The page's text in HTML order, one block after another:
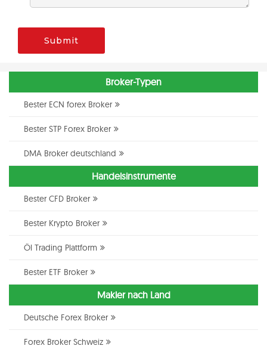
Submit
Broker-Typen
Bester ECN forex Broker
Bester STP Forex Broker
DMA Broker deutschland
Handelsinstrumente
Bester CFD Broker
Bester Krypto Broker
Öl Trading Plattform
Bester ETF Broker
Makler nach Land
Deutsche Forex Broker
Forex Broker Schweiz